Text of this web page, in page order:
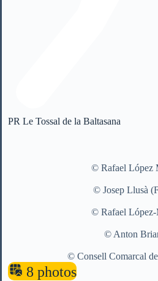
PR Le Tossal de la Baltasana
© Rafael López
© Josep Llusà
©Rafael López-
©Anton
© Consell Comarcal
8 photos